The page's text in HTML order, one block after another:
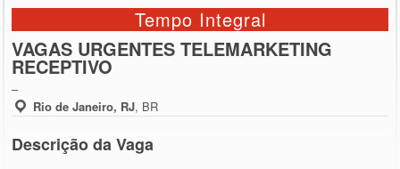
Tempo Integral
VAGAS URGENTES TELEMARKETING
RECEPTIVO
–
Rio de Janeiro, RJ, BR
Descrição da Vaga